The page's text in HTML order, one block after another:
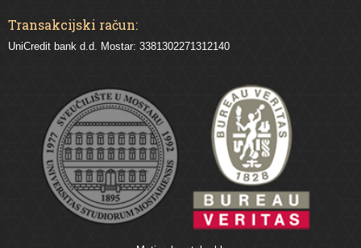
Transakcijski račun:
UniCredit bank d.d. Mostar: 3381302271312140